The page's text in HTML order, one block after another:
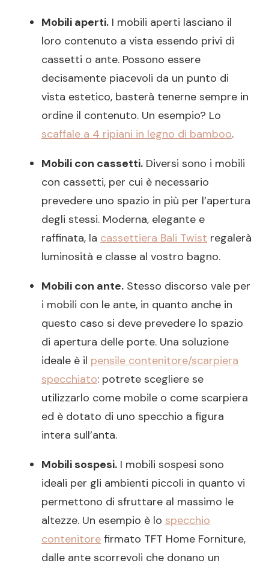
Mobili aperti. I mobili aperti lasciano il
loro contenuto a vista essendo privi di
cassetti o ante. Possono essere
decisamente piacevoli da un punto di
vista estetico, basterà tenerne sempre in
ordine il contenuto. Un esempio? Lo
scaffale a 4 ripiani in legno di bamboo.
Mobili con cassetti. Diversi sono i mobili
con cassetti, per cui è necessario
prevedere uno spazio in più per l’apertura
degli stessi. Moderna, elegante e
raffinata, la cassettiera Bali Twist regalerà
luminosità e classe al vostro bagno.
Mobili con ante. Stesso discorso vale per
i mobili con le ante, in quanto anche in
questo caso si deve prevedere lo spazio
di apertura delle porte. Una soluzione
ideale è il pensile contenitore/scarpiera
specchiato: potrete scegliere se
utilizzarlo come mobile o come scarpiera
ed è dotato di uno specchio a figura
intera sull’anta.
Mobili sospesi. I mobili sospesi sono
ideali per gli ambienti piccoli in quanto vi
permettono di sfruttare al massimo le
altezze. Un esempio è lo specchio
contenitore firmato TFT Home Forniture,
dalle ante scorrevoli che donano un